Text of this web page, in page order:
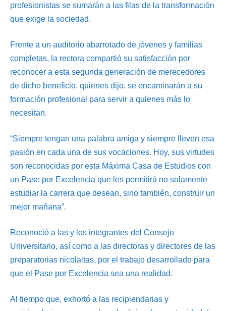
profesionistas se sumarán a las filas de la transformación
que exige la sociedad.
Frente a un auditorio abarrotado de jóvenes y familias
completas, la rectora compartió su satisfacción por
reconocer a esta segunda generación de merecedores
de dicho beneficio, quienes dijo, se encaminarán a su
formación profesional para servir a quienes más lo
necesitan.
“Siempre tengan una palabra amiga y siempre lleven esa
pasión en cada una de sus vocaciones. Hoy, sus virtudes
son reconocidas por esta Máxima Casa de Estudios con
un Pase por Excelencia que les permitirá no solamente
estudiar la carrera que desean, sino también, construir un
mejor mañana”.
Reconoció a las y los integrantes del Consejo
Universitario, así como a las directoras y directores de las
preparatorias nicolaitas, por el trabajo desarrollado para
que el Pase por Excelencia sea una realidad.
Al tiempo que, exhortó a las recipiendarias y